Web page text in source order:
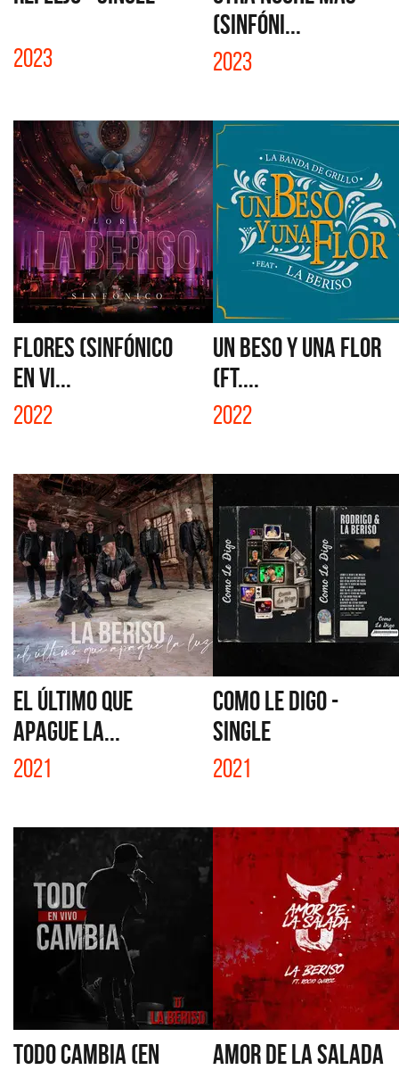
2023
(SINFÓNI...
2023
FLORES (SINFÓNICO
EN VI...
2022
UN BESO Y UNA FLOR
(FT....
2022
EL ÚLTIMO QUE
APAGUE LA...
2021
COMO LE DIGO -
SINGLE
2021
TODO CAMBIA (EN
AMOR DE LA SALADA